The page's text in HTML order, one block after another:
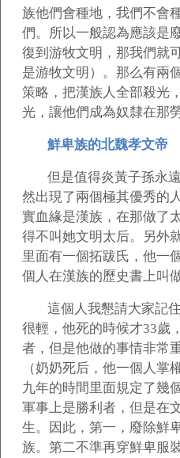
族他們會種地，我們不會
們。所以一般認為應該是
復到游牧文明，那我們就
是游牧文明）。那么有兩
策略，把漢族人全部殺光
光，讓他們成為奴隸在那勞
鮮卑族的北魏孝文帝
但是值得炎黃子孫永
然出現了兩個極其優秀的
實血緣是漢族，在那做了
得不叫她文明太后。另外
里面有一個拓跋氏，他一
個人在漢族的歷史書上叫
這個人我懇請大家記
很輕，他死的時候才33歲
者，但是他做的事情非常
（奶奶死后，他一個人掌
九年的時間里面規定了幾
軍事上是勝利者，但是在
生。因此，第一，廢除鮮
族。第二不準再穿鮮卑服